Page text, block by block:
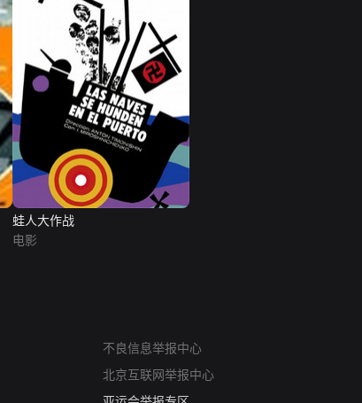
蛙人大作战
电影
不良信息举报中心
北京互联网举报中心
亚运会举报专区